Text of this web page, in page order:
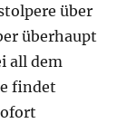
über
überhaupt
all dem
findet